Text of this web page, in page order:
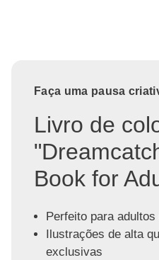
Faça uma pausa
Livro de
Book for
Perfeito para
Ilustrações de alta
exclusivas